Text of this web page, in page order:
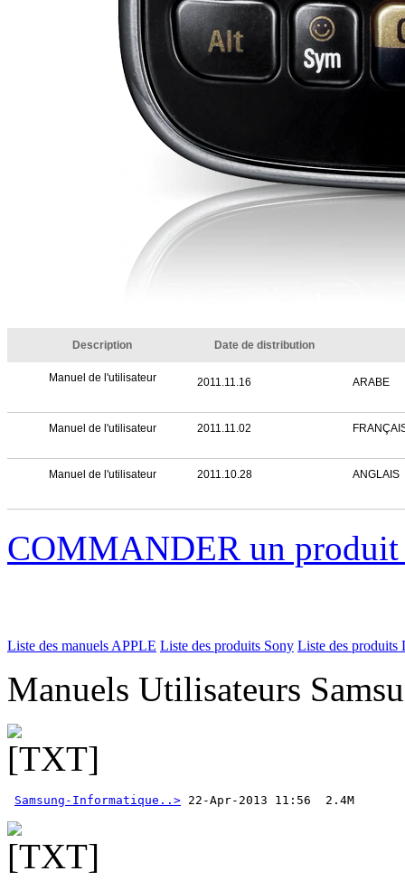
Description Date de distribution
Manuel de l'utilisateur 2011.11.16 ARABE
Manuel de l'utilisateur 2011.11.02
Manuel de l'utilisateur 2011.10.28 ANGLAIS
COMMANDER un
Liste des manuels APPLE Liste des produits Sony Liste des produits
Manuels Utilisateurs
Samsung-Informatique..>